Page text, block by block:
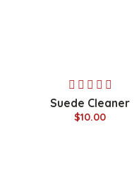
Suede Cleaner
$10.00